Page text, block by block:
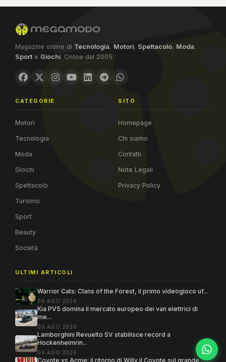
Magazine online di Tecnologia, Motori, Spettacolo, Moda,
Sport e Giochi. Online dal 2005.
CATEGORIE
Motori
Tecnologia
Moda
Giochi
Spettacolo
Turismo
Sport
Beauty
Società
SITO
Homepage
Chi siamo
Contatti
Note Legali
Privacy Policy
ULTIMI ARTICOLI
Warrior Cats: Clans of the Forest, il primo videogioco uf...
06 AGO 2026
Kia PV5 domina il mercato europeo dei van elettrici di
me...
06 AGO 2026
Lamborghini Revuelto SV stabilisce record a
Hockenheimrin...
06 AGO 2026
Coyote vs Acme: il ritorno di Willy il Coyote sul grande ...